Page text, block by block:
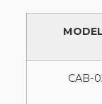
CAB-